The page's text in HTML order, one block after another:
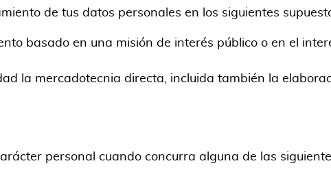
de tus datos personales en los siguientes
basado en una misión de interés público o en el
la mercadotecnia directa, incluida también la
personal cuando concurra alguna de las